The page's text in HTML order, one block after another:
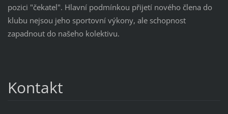
pozici "čekatel". Hlavní podmínkou přijetí nového člena do
klubu nejsou jeho sportovní výkony, ale schopnost
zapadnout do našeho kolektivu.
Kontakt